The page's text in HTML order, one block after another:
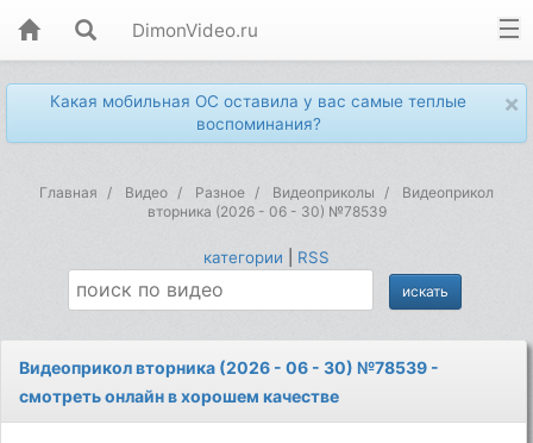
DimonVideo.ru
×
Какая мобильная ОС оставила у вас самые теплые
воспоминания?
Главная Видео Разное Видеоприколы
Видеоприкол
вторника (2026 - 06 - 30) №78539
категории RSS
Видеоприкол вторника (2026 - 06 - 30) №78539 -
смотреть онлайн в хорошем качестве